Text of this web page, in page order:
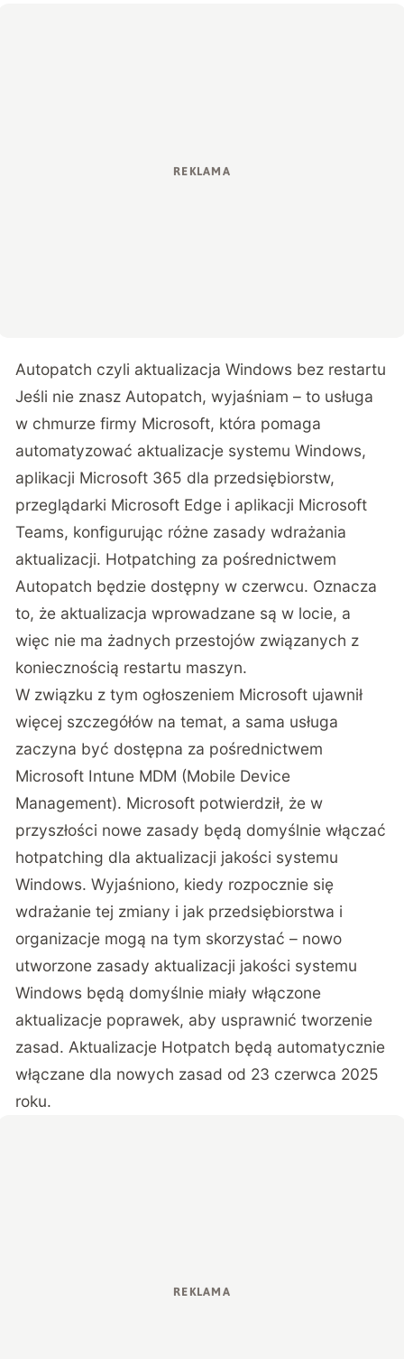
Autopatch czyli aktualizacja Windows bez restartu
Jeśli nie znasz Autopatch, wyjaśniam – to usługa
w chmurze firmy Microsoft, która pomaga
automatyzować aktualizacje systemu Windows,
aplikacji Microsoft 365 dla przedsiębiorstw,
przeglądarki Microsoft Edge i aplikacji Microsoft
Teams, konfigurując różne zasady wdrażania
aktualizacji. Hotpatching za pośrednictwem
Autopatch będzie dostępny w czerwcu. Oznacza
to, że aktualizacja wprowadzane są w locie, a
więc nie ma żadnych przestojów związanych z
koniecznością restartu maszyn.
W związku z tym ogłoszeniem Microsoft ujawnił
więcej szczegółów na temat, a sama usługa
zaczyna być dostępna za pośrednictwem
Microsoft Intune MDM (Mobile Device
Management). Microsoft potwierdził, że w
przyszłości nowe zasady będą domyślnie włączać
hotpatching dla aktualizacji jakości systemu
Windows. Wyjaśniono, kiedy rozpocznie się
wdrażanie tej zmiany i jak przedsiębiorstwa i
organizacje mogą na tym skorzystać – nowo
utworzone zasady aktualizacji jakości systemu
Windows będą domyślnie miały włączone
aktualizacje poprawek, aby usprawnić tworzenie
zasad. Aktualizacje Hotpatch będą automatycznie
włączane dla nowych zasad od 23 czerwca 2025
roku.